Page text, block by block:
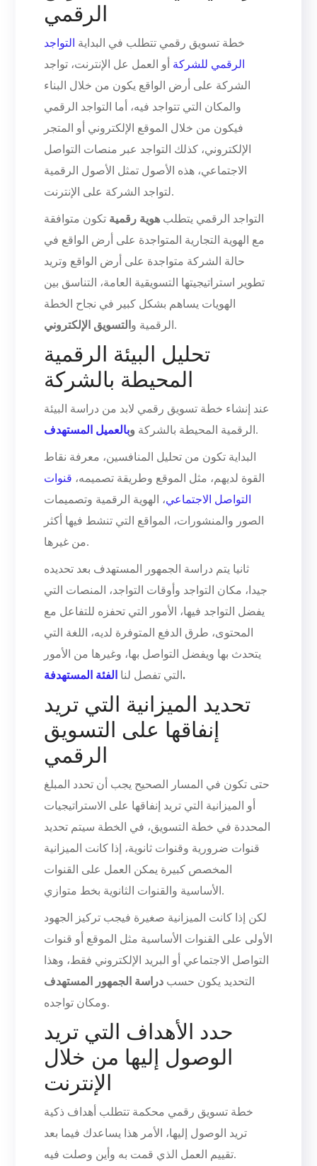
الرقمي
خطة تسويق رقمي تتطلب في البداية التواجد
الرقمي للشركة أو العمل عل الإنترنت، تواجد
الشركة على أرض الواقع يكون من خلال البناء
والمكان التي تتواجد فيه، أما التواجد الرقمي
فيكون من خلال الموقع الإلكتروني أو المتجر
الإلكتروني، كذلك التواجد عبر منصات التواصل
الاجتماعي، هذه الأصول تمثل الأصول الرقمية
لتواجد الشركة على الإنترنت.
التواجد الرقمي يتطلب هوية رقمية تكون متوافقة
مع الهوية التجارية المتواجدة على أرض الواقع في
حالة الشركة متواجدة على أرض الواقع وتريد
تطوير استراتيجيتها التسويقية العامة، التناسق بين
الهويات يساهم بشكل كبير في نجاح الخطة
الرقمية و التسويق الإلكتروني .
تحليل البيئة الرقمية
المحيطة بالشركة
عند إنشاء خطة تسويق رقمي لابد من دراسة البيئة
الرقمية المحيطة بالشركة وبالعميل المستهدف .
البداية تكون من تحليل المنافسين، معرفة نقاط
القوة لديهم، مثل الموقع وطريقة تصميمه، قنوات
التواصل الاجتماعي، الهوية الرقمية وتصميمات
الصور والمنشورات، المواقع التي تنشط فيها أكثر
من غيرها.
ثانيا يتم دراسة الجمهور المستهدف بعد تحديده
جيدا، مكان التواجد وأوقات التواجد، المنصات التي
يفضل التواجد فيها، الأمور التي تحفزه للتفاعل مع
المحتوى، طرق الدفع المتوفرة لديه، اللغة التي
يتحدث بها ويفضل التواصل بها، وغيرها من الأمور
التي تفصل لنا الفئة المستهدفة .
تحديد الميزانية التي تريد
إنفاقها على التسويق
الرقمي
حتى تكون في المسار الصحيح يجب أن تحدد المبلغ
أو الميزانية التي تريد إنفاقها على الاستراتيجيات
المحددة في خطة التسويق، في الخطة سيتم تحديد
قنوات ضرورية وقنوات ثانوية، إذا كانت الميزانية
المخصص كبيرة يمكن العمل على القنوات
الأساسية والقنوات الثانوية بخط متوازي.
لكن إذا كانت الميزانية صغيرة فيجب تركيز الجهود
الأولى على القنوات الأساسية مثل الموقع أو قنوات
التواصل الاجتماعي أو البريد الإلكتروني فقط، وهذا
التحديد يكون حسب دراسة الجمهور المستهدف
ومكان تواجده.
حدد الأهداف التي تريد
الوصول إليها من خلال
الإنترنت
خطة تسويق رقمي محكمة تتطلب أهداف ذكية
تريد الوصول إليها، الأمر هذا يساعدك فيما بعد
تقييم العمل الذي قمت به وأين وصلت فيه.